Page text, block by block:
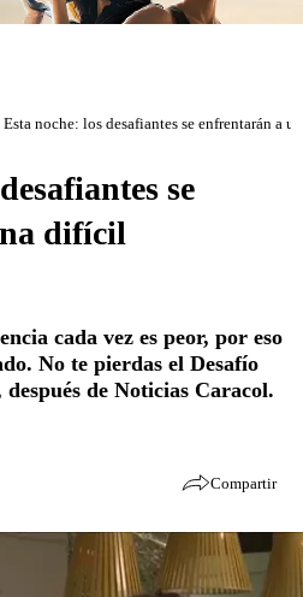
Esta noche: los desafiantes se enfrentarán a
se
difícil
cada vez es peor, por eso
No te pierdas el Desafío
de Noticias Caracol.
Compartir